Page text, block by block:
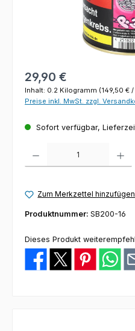
Regulärer Preis:
29,90 €
Inhalt: 0.2 Kilogramm (149,50 €
Preise inkl. MwSt. zzgl.
Sofort verfügbar,
Zum Merkzettel hinzufügen
Produktnummer: SB200-16
Dieses Produkt